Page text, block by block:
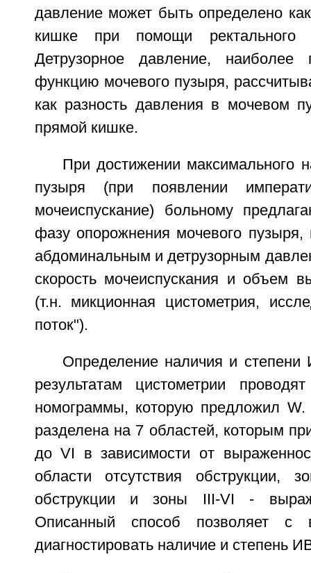
давление может быть определено
кишке при помощи ректального
Детрузорное давление,
функцию мочевого пузыря,
как разность давления в мочевом
прямой кишке.
При достижении максимального
пузыря (при появлении
мочеиспускание) больному
фазу опорожнения мочевого
абдоминальным и детрузорным
скорость мочеиспускания и объем
(т.н. микционная цистометрия,
поток").
Определение наличия и
результатам цистометрии
номограммы, которую предложил
разделена на 7 областей, которым
до VI в зависимости от
области отсутствия обструкции,
обструкции и зоны III-VI -
Описанный способ позволяет с
диагностировать наличие и степень